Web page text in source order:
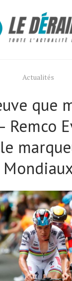
Actualités
que
Remco